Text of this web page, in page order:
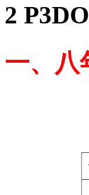
2
一、八